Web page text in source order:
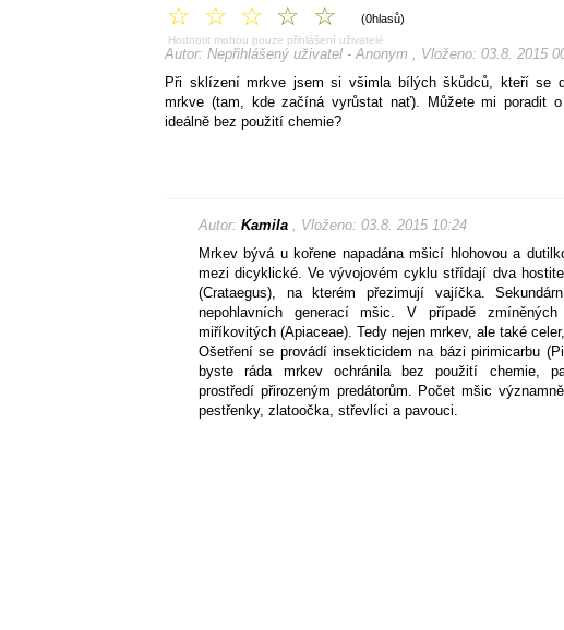
☆
☆
☆
☆
☆ (0hlasů)
Hodnotit mohou pouze přihlášení uživatelé
Autor: Nepřihlášený uživatel - Anonym , Vloženo: 03.8. 2015
Při sklízení mrkve jsem si všimla bílých škůdců, kteří se
mrkve (tam, kde začíná vyrůstat nať). Můžete mi poradit
ideálně bez použití chemie?
Autor: Kamila , Vloženo: 03.8. 2015 10:24
Mrkev bývá u kořene napadána mšicí hlohovou a
mezi dicyklické. Ve vývojovém cyklu střídají dva
(Crataegus), na kterém přezimují vajíčka.
nepohlavních generací mšic. V případě
miříkovitých (Apiaceae). Tedy nejen mrkev, ale také
Ošetření se provádí insekticidem na bázi pirimicarbu
byste ráda mrkev ochránila bez použití chemie,
prostředí přirozeným predátorům. Počet mšic
pestřenky, zlatoočka, střevlíci a pavouci.